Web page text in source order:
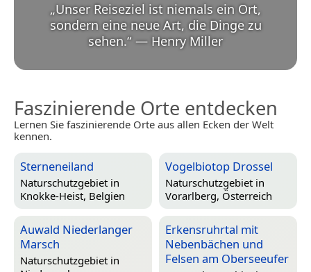
„Unser Reiseziel ist niemals ein Ort,
sondern eine neue Art, die Dinge zu
sehen.“ — Henry Miller
Faszinierende Orte entdecken
Lernen Sie faszinierende Orte aus allen Ecken der Welt
kennen.
Sterneneiland
Naturschutzgebiet in
Knokke-Heist, Belgien
Vogelbiotop Drossel
Naturschutzgebiet in
Vorarlberg, Österreich
Auwald Niederlanger
Marsch
Naturschutzgebiet in
Erkensruhrtal mit
Nebenbächen und
Felsen am Oberseeufer